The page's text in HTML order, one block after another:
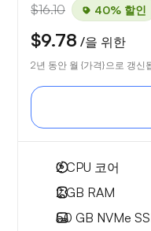
$16.10 40% 할인
$9.78 /을 위한
2년 동안 월 {가격}으로 갱신
2CPU 코어
2 GB RAM
50 GB NVMe